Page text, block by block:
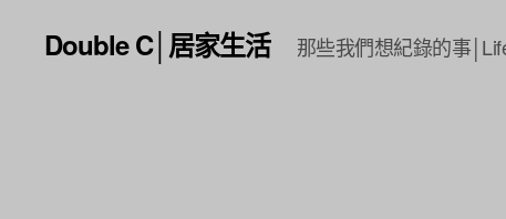
Double C│居家生活 那些我們想紀錄的事